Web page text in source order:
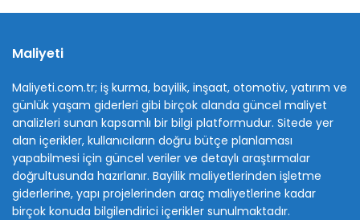
Maliyeti
Maliyeti.com.tr; iş kurma, bayilik, inşaat, otomotiv, yatırım ve
günlük yaşam giderleri gibi birçok alanda güncel maliyet
analizleri sunan kapsamlı bir bilgi platformudur. Sitede yer
alan içerikler, kullanıcıların doğru bütçe planlaması
yapabilmesi için güncel veriler ve detaylı araştırmalar
doğrultusunda hazırlanır. Bayilik maliyetlerinden işletme
giderlerine, yapı projelerinden araç maliyetlerine kadar
birçok konuda bilgilendirici içerikler sunulmaktadır.